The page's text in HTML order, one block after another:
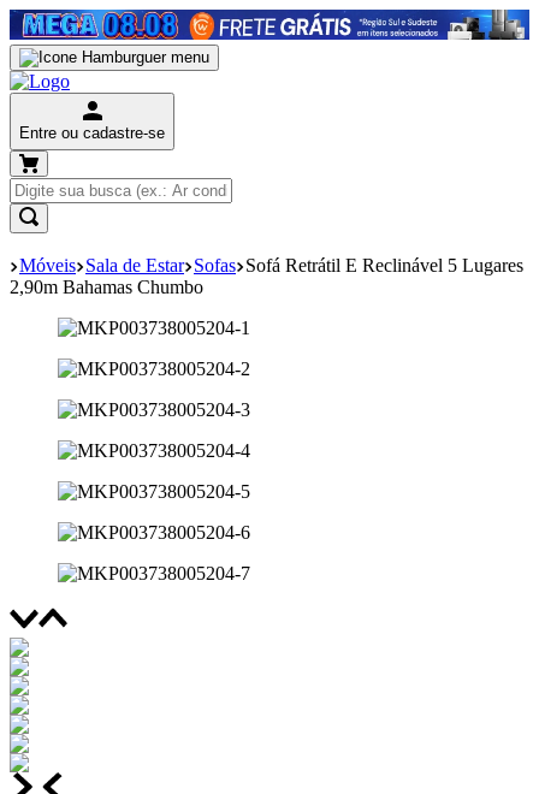
Entre ou cadastre-se
Móveis Sala de Estar Sofas Sofá Retrátil E Reclinável 5 Lugares
2,90m Bahamas Chumbo